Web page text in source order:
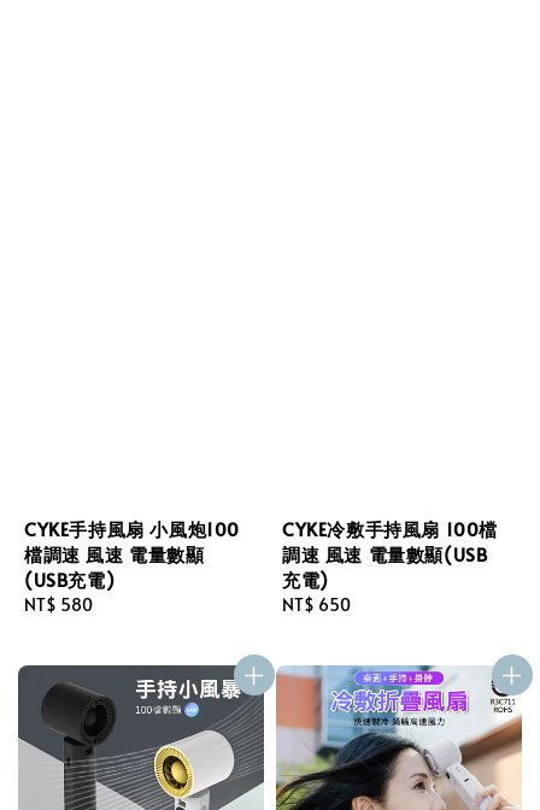
CYKE手持風扇 小風炮100
檔調速 風速 電量數顯
(USB充電)
Regular
NT$ 580
CYKE冷敷手持風扇 100檔
調速 風速 電量數顯(USB
充電)
Regular
NT$ 650